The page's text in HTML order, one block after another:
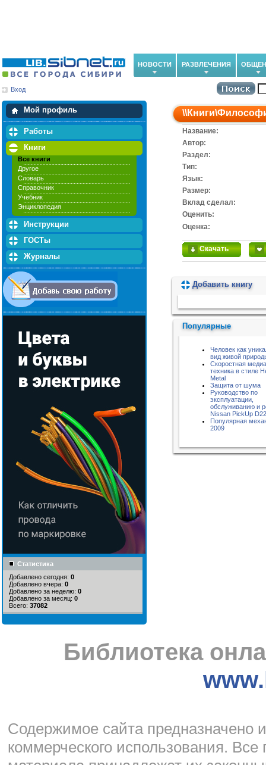
НОВОСТИ РАЗВЛЕЧЕНИЯ
Вход
Мой профиль
Мои закладки
Работы
Книги
Все книги
Другое
Словарь
Справочник
Учебник
Энциклопедия
Инструкции
ГОСТы
Журналы
Статистика
Добавлено сегодня: 0
Добавлено вчера: 0
Добавлено за неделю: 0
Добавлено за месяц: 0
Всего: 37082
\\Книги\
Название:
Автор:
Раздел:
Тип:
Язык:
Размер:
Вклад сделал:
Оценить:
Оценка:
Скачать
Добавить книгу
Популярные
Человек как
вид живой
Скоростная
техника в стиле
Metal
Защита от шума
Руководство по
эксплуатации,
обслуживанию и
Nissan PickUp
Популярная
2009
Библиотека
Cодержимое сайта предназначено
коммерческого использования.